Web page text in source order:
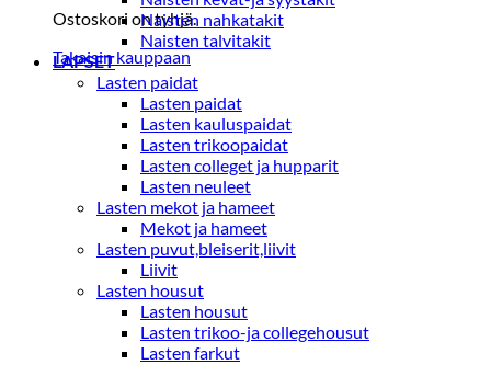
Ostoskori on tyhjä.
Takaisin kauppaan
Naisten nahkatakit
Naisten talvitakit
LAPSET
Lasten paidat
Lasten paidat
Lasten kauluspaidat
Lasten trikoopaidat
Lasten colleget ja hupparit
Lasten neuleet
Lasten mekot ja hameet
Mekot ja hameet
Lasten puvut,bleiserit,liivit
Liivit
Lasten housut
Lasten housut
Lasten trikoo-ja collegehousut
Lasten farkut